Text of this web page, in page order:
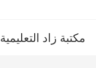
مكتبة زاد التعليمية